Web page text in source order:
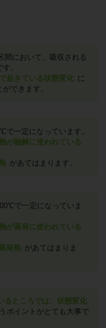
間において、吸収される
。
起きている状態変化 に
できます。
一定になっています。
が融解に使われている
があてはまります。
で一定になっていま
が蒸発に使われている
発熱 があてはまりま
るところでは、状態変化
ポイントがとても大事で